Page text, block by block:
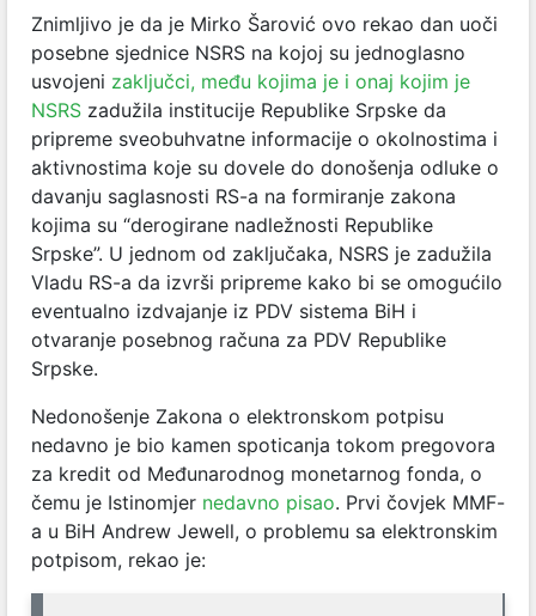
Znimljivo je da je Mirko Šarović ovo rekao dan uoči
posebne sjednice NSRS na kojoj su jednoglasno
usvojeni zaključci, među kojima je i onaj kojim je
NSRS zadužila institucije Republike Srpske da
pripreme sveobuhvatne informacije o okolnostima i
aktivnostima koje su dovele do donošenja odluke o
davanju saglasnosti RS-a na formiranje zakona
kojima su “derogirane nadležnosti Republike
Srpske”. U jednom od zaključaka, NSRS je zadužila
Vladu RS-a da izvrši pripreme kako bi se omogućilo
eventualno izdvajanje iz PDV sistema BiH i
otvaranje posebnog računa za PDV Republike
Srpske.
Nedonošenje Zakona o elektronskom potpisu
nedavno je bio kamen spoticanja tokom pregovora
za kredit od Međunarodnog monetarnog fonda, o
čemu je Istinomjer nedavno pisao. Prvi čovjek MMF-
a u BiH Andrew Jewell, o problemu sa elektronskim
potpisom, rekao je: